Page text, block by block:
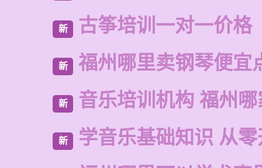
新 古筝培训一对一价格
新 福州哪里卖钢琴便宜
新 音乐培训机构 福州
新
学音乐基础知识 从